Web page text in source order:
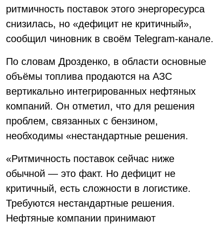
ритмичность поставок этого энергоресурса
снизилась, но «дефицит не критичный»,
сообщил чиновник в своём Telegram-канале.
По словам Дрозденко, в области основные
объёмы топлива продаются на АЗС
вертикально интегрированных нефтяных
компаний. Он отметил, что для решения
проблем, связанных с бензином,
необходимы «нестандартные решения.
«Ритмичность поставок сейчас ниже
обычной — это факт. Но дефицит не
критичный, есть сложности в логистике.
Требуются нестандартные решения.
Нефтяные компании принимают